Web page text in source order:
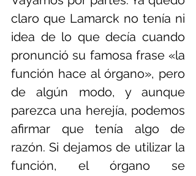
claro que Lamarck no tenía ni
idea de lo que decía cuando
pronunció su famosa frase «la
función hace al órgano», pero
de algún modo, y aunque
parezca una herejía, podemos
afirmar que tenía algo de
razón. Si dejamos de utilizar la
función, el órgano se